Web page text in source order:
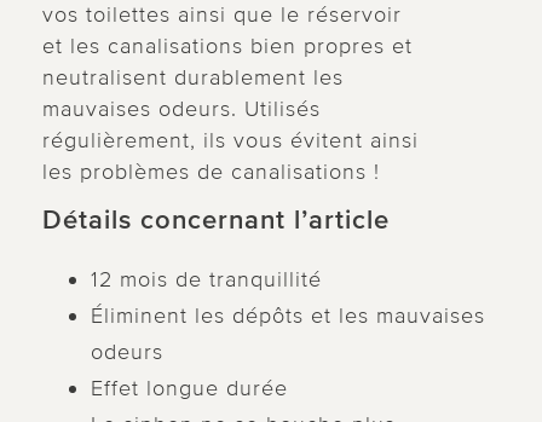
vos toilettes ainsi que le réservoir
et les canalisations bien propres et
neutralisent durablement les
mauvaises odeurs. Utilisés
régulièrement, ils vous évitent ainsi
les problèmes de canalisations !
Détails concernant l’article
12 mois de tranquillité
Éliminent les dépôts et les mauvaises
odeurs
Effet longue durée